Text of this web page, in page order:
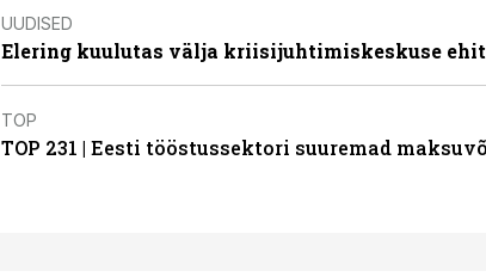
UUDISED
Elering kuulutas välja kriisijuhtimiskeskuse
TOP
TOP 231 | Eesti tööstussektori suuremad